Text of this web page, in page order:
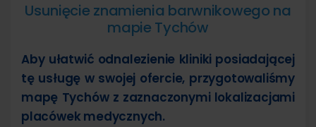
Usunięcie znamienia barwnikowego na
mapie Tychów
Aby ułatwić odnalezienie kliniki posiadającej
tę usługę w swojej ofercie, przygotowaliśmy
mapę Tychów z zaznaczonymi lokalizacjami
placówek medycznych.